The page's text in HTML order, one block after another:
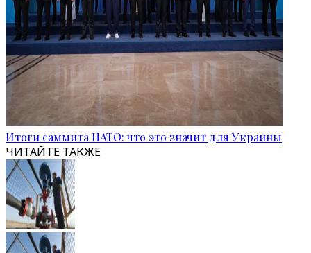
Итоги саммита НАТО: что это значит для Украины
ЧИТАЙТЕ ТАКЖЕ